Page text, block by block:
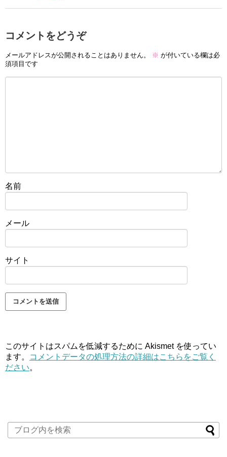
コメントをどうぞ
メールアドレスが公開されることはありません。 ※ が付いている欄は必
須項目です
名前
メール
サイト
このサイトはスパムを低減するために Akismet を使ってい
ます。
コメントデータの処理方法の詳細はこちらをご覧く
ださい。